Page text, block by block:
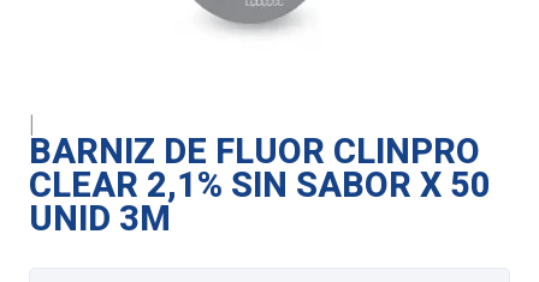
BARNIZ DE FLUOR CLINPRO
CLEAR 2,1% SIN SABOR X 50
UNID 3M